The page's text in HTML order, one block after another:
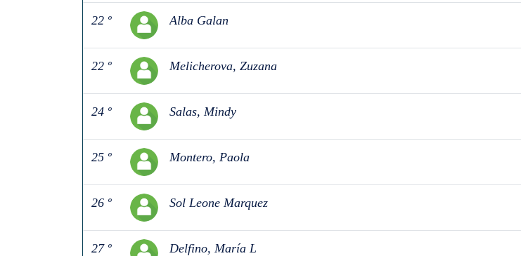
22 º Alba Galan
22 º Melicherova, Zuzana
24 º Salas, Mindy
25 º Montero, Paola
26 º Sol Leone Marquez
27 º Delfino, María L